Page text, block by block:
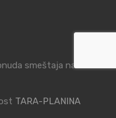
smeštaja na
TARA-PLANINA